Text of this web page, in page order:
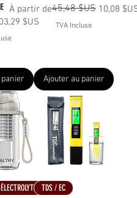
$US
À partir de
Prix original45,48 $US 10,08 $US
Prix promotionnel
TVA Incluse
Ajouter au panier
TDS / EC